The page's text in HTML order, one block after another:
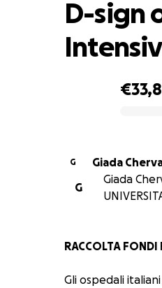
D-sign
G Giada
G
Giada
RACCOLTA FONDI
Gli ospedali